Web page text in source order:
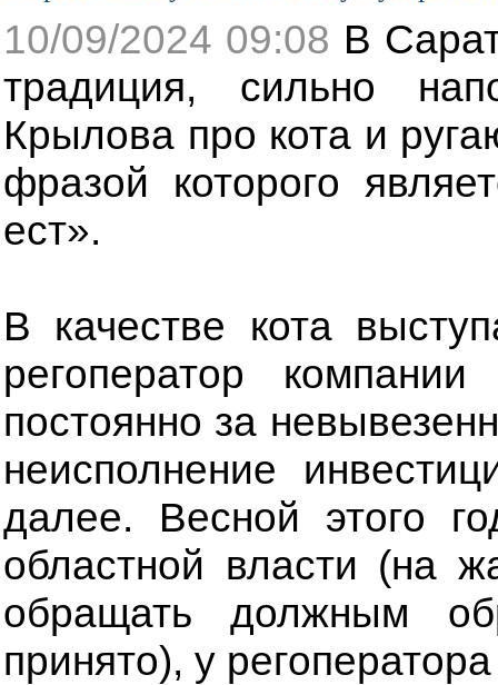
10/09/2024 09:08 В
традиция, сильно
Крылова про кота и
фразой которого
ест».
В качестве кота
регоператор
постоянно за
неисполнение
далее. Весной этого
областной власти (на
обращать должным
принято), у